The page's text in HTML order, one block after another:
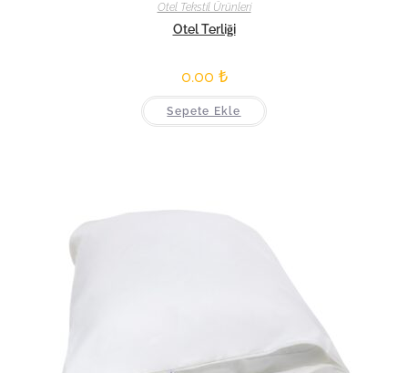
Otel Tekstil Ürünleri
Otel Terliği
0.00 ₺
Sepete Ekle